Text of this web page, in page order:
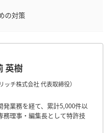
の対策
英樹
ッチ株式会社 代表取締役）
業務を経て、累計5,000件以
務理事・編集長として特許技